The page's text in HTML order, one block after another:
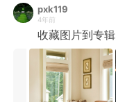
pxk119
4年前
收藏图片到专辑